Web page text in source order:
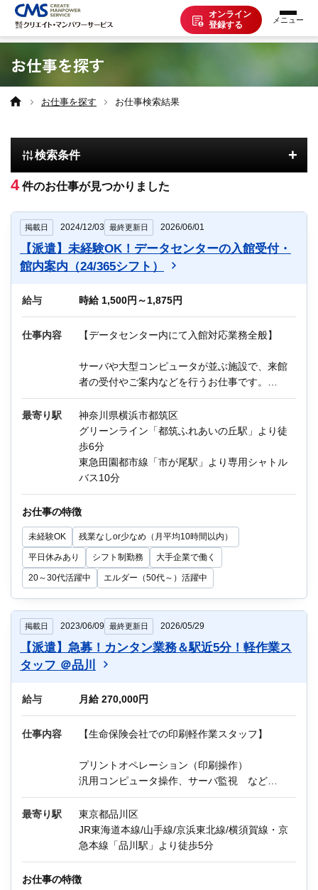
オンライン
登録する
お仕事を探す
派遣で働く
登録の流れ
派遣の知識
企業の方へ
CMSについて
オンライン登録する お問い合わせ
お仕事を探す
お仕事を探す お仕事検索結果
検索条件
+
4件のお仕事が見つかりました
掲載日 2024/12/03 最終更新日 2026/06/01
【派遣】未経験OK！データセンターの入館受付・
館内案内（24/365シフト）
給与 時給 1,500円～1,875円
仕事内容 【データセンター内にて入館対応業務全般】
サーバや大型コンピュータが並ぶ施設で、来館
者の受付やご案内などを行うお仕事です。
※データセンターは広く、ご案内の際に場所に
よっては歩きます。
《主な業務内容》
・入退館受付
・入館申請システム処理対応
案内）
・宅急便対応、荷捌き、機器搬入出対応
・日報、月報の作成 など
他にもIT関連のお仕事が多数あります。
迷っている方も、まずはお気軽にご相談くださ
最寄り駅
神奈川県横浜市都筑区
グリーンライン「都筑ふれあいの丘駅」より徒
歩6分
東急田園都市線「市が尾駅」より専用シャトル
バス10分
お仕事の特徴
未経験OK 残業なしor少なめ（月平均10時間以内）
平日休みあり シフト制勤務 大手企業で働く
20～30代活躍中 エルダー（50代～）活躍中
掲載日 2023/06/09 最終更新日 2026/05/29
【派遣】急募！カンタン業務＆駅近5分！軽作業ス
タッフ ＠品川
給与 月給 270,000円
仕事内容 【生命保険会社での印刷軽作業スタッフ】
プリントオペレーション（印刷操作）
汎用コンピュータ操作、サーバ監視 など
《プリントオペレーションって何？？》
《印刷軽作業スタッフって何するの？》
指示書をもとに、紙の種類や刷色・数量などを
最寄り駅
東京都品川区
JR東海道本線/山手線/京浜東北線/横須賀線・京
急本線「品川駅」より徒歩5分
お仕事の特徴